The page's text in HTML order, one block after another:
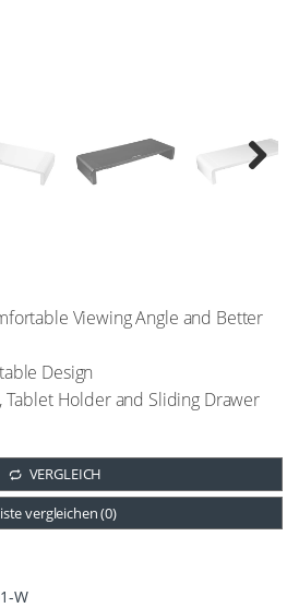
Viewing Angle and Better
Design
Tablet Holder and Sliding Drawer
VERGLEICH
vergleichen (0)
W